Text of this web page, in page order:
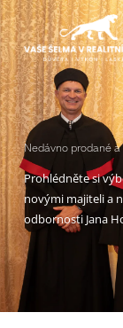
Přeskočit
na
obsah
Nedávno prodané
Prohlédněte si
novými majiteli a
odbornosti Jana